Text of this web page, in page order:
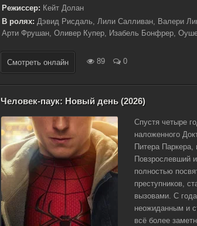
Режиссер: Кейт Долан
В ролях: Дэвид Рисдаль, Лили Салливан, Валери
Арти Фрушан, Оливер Купер, Изабель Бонфрер,
Смотреть онлайн 89 0
Человек-паук: Новый день (2026)
Спустя четыре
наложенного
Питера Паркера,
Повзрослевший
полностью
преступников,
вызовами. С
неожиданным и
всё более